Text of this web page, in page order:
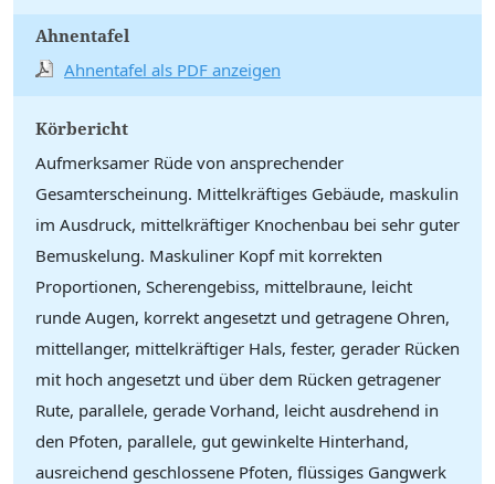
Ahnentafel
Ahnentafel als PDF anzeigen
Körbericht
Aufmerksamer Rüde von ansprechender
Gesamterscheinung. Mittelkräftiges Gebäude, maskulin
im Ausdruck, mittelkräftiger Knochenbau bei sehr guter
Bemuskelung. Maskuliner Kopf mit korrekten
Proportionen, Scherengebiss, mittelbraune, leicht
runde Augen, korrekt angesetzt und getragene Ohren,
mittellanger, mittelkräftiger Hals, fester, gerader Rücken
mit hoch angesetzt und über dem Rücken getragener
Rute, parallele, gerade Vorhand, leicht ausdrehend in
den Pfoten, parallele, gut gewinkelte Hinterhand,
ausreichend geschlossene Pfoten, flüssiges Gangwerk